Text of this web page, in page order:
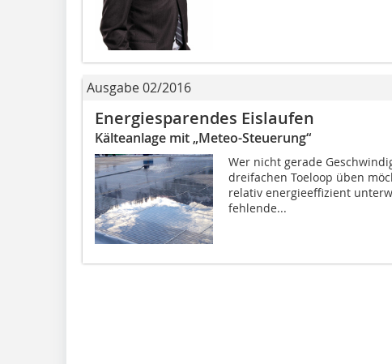
Ausgabe 02/2016
Energiesparendes Eislaufen
Kälteanlage mit „Meteo-Steuerung“
Wer nicht gerade
dreifachen Toeloop üben
relativ energieeffizient
fehlende...